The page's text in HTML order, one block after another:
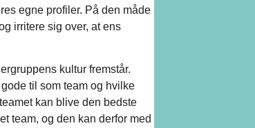
egne profiler. På den måde
irritere sig over, at ens
kultur fremstår.
til som team og hvilke
kan blive den bedste
team, og den kan derfor med